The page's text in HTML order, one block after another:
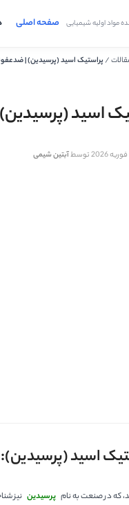
مواد اولیه شیمیایی صفحه اصلی
/پراستیک اسید (پرسیدین) |
اسید
آبتین شیمی
اسید
که در صنعت به نام پرسیدین نیز